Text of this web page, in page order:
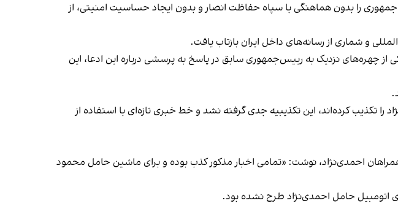
را بدون‌ هماهنگی با سپاه حفاظت انصار و بدون ایجاد حساسیت امنیتی، از
و شماری از رسانه‌های داخل ایران بازتاب یافت.
از چهره‌های نزدیک به رییس‌جمهوری سابق در پاسخ به پرسشی درباره این ادعا، این
تکذیب کرده‌اند، این تکذیبیه جدی گرفته نشد و خط خبری تازه‌ای با استفاده از
احمدی‌نژاد، نوشت: «تمامی اخبار مذکور کذب بوده و برای ماشین حامل محمود
اتومبیل حامل احمدی‌نژاد طرح نشده بود.